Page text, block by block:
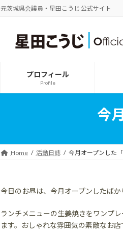
元茨城県会議員・星田こうじ 公式サイト
プロフィール
Profile
今
Home 活動日誌 今月オープンした
今日のお昼は、今月オープンしたば
ランチメニューの生姜焼きをワンプ
ます。おしゃれな雰囲気の素敵なお店